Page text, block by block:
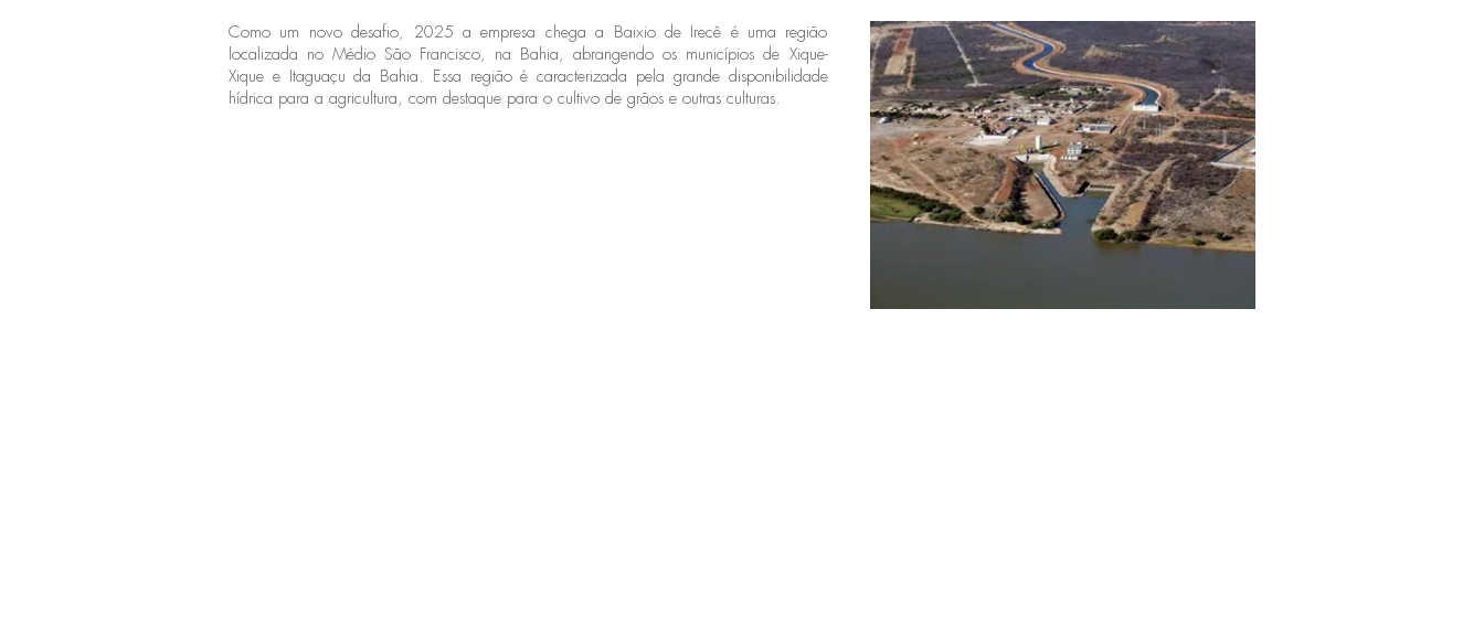
Como um novo desafio, 2025 a empresa chega a Baixio de Irecê é uma região
localizada no Médio São Francisco, na Bahia, abrangendo os municípios de Xique-
Xique e Itaguaçu da Bahia. Essa região é caracterizada pela grande disponibilidade
hídrica para a agricultura, com destaque para o cultivo de grãos e outras culturas.